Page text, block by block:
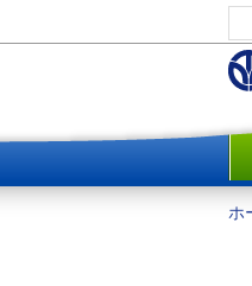
ホ